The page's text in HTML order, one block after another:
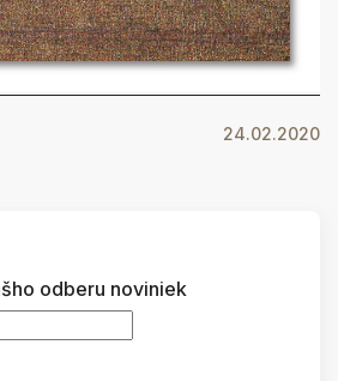
24.02.2020
odberu noviniek